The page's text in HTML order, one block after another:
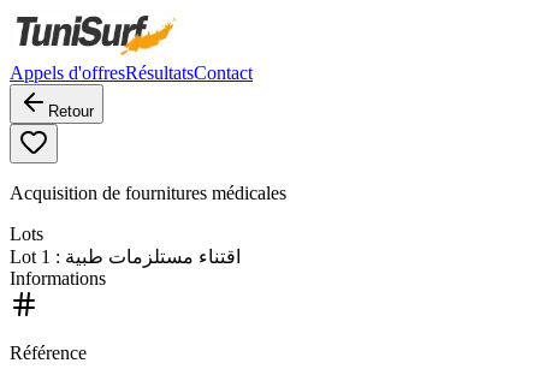
Appels d'offresRésultatsContact
Retour
Acquisition de fournitures médicales
Lots
Lot 1
: اقتناء مستلزمات طبية
Informations
Référence